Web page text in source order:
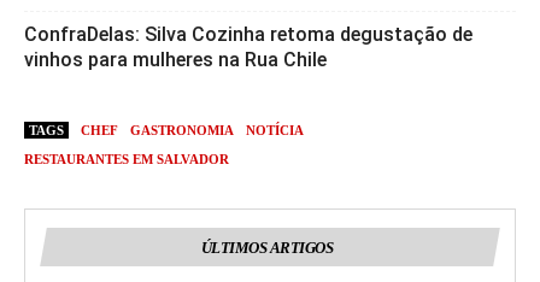
ConfraDelas: Silva Cozinha retoma degustação de
vinhos para mulheres na Rua Chile
TAGS CHEF GASTRONOMIA
NOTÍCIA
RESTAURANTES EM SALVADOR
ÚLTIMOS ARTIGOS